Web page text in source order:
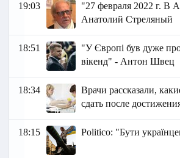
19:03
"27 февраля 2022 г.
Анатолий Стреляный
18:51
"У Європі був дуже
вікенд" - Антон Швец
18:34
Врачи рассказали,
сдать после
18:15 Politico: "Бути